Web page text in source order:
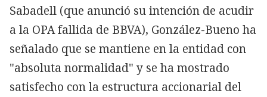
Sabadell (que anunció su intención de acudir
a la OPA fallida de BBVA), González-Bueno ha
señalado que se mantiene en la entidad con
"absoluta normalidad" y se ha mostrado
satisfecho con la estructura accionarial del